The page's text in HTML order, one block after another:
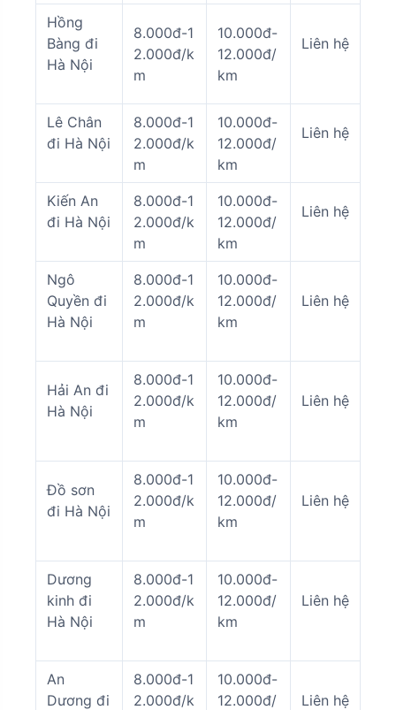
Hồng
Bàng đi
Hà Nội
8.000đ-1
2.000đ/k
m
10.000đ-
12.000đ/
km
Liên hệ
Lê Chân
đi Hà Nội
8.000đ-1
2.000đ/k
m
10.000đ-
12.000đ/
km
Liên hệ
Kiến An
đi Hà Nội
8.000đ-1
2.000đ/k
m
10.000đ-
12.000đ/
km
Liên hệ
Ngô
Quyền đi
Hà Nội
8.000đ-1
2.000đ/k
m
10.000đ-
12.000đ/
km
Liên hệ
Hải An đi
Hà Nội
8.000đ-1
2.000đ/k
m
10.000đ-
12.000đ/
km
Liên hệ
Đồ sơn
đi Hà Nội
8.000đ-1
2.000đ/k
m
10.000đ-
12.000đ/
km
Liên hệ
Dương
kinh đi
Hà Nội
8.000đ-1
2.000đ/k
m
10.000đ-
12.000đ/
km
Liên hệ
An
Dương đi
8.000đ-1
2.000đ/k
10.000đ-
12.000đ/
Liên hệ